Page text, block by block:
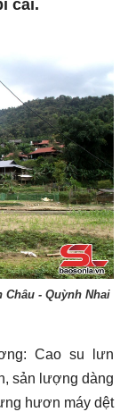
cài.
- Quỳnh Nhai
Cao su lưn
sản lượng dàng
hươn máy dệt